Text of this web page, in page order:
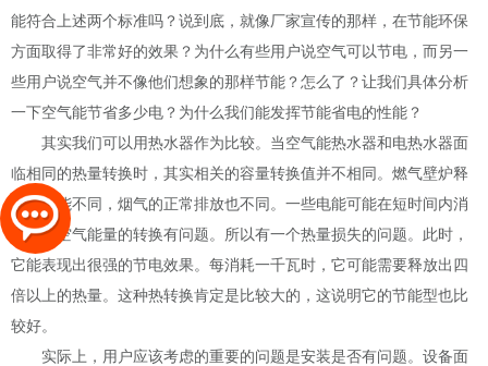
能符合上述两个标准吗？说到底，就像厂家宣传的那样，在节能环保
方面取得了非常好的效果？为什么有些用户说空气可以节电，而另一
些用户说空气并不像他们想象的那样节能？怎么了？让我们具体分析
一下空气能节省多少电？为什么我们能发挥节能省电的性能？
其实我们可以用热水器作为比较。当空气能热水器和电热水器面
临相同的热量转换时，其实相关的容量转换值并不相同。燃气壁炉释
放的电能不同，烟气的正常排放也不同。一些电能可能在短时间内消
耗掉。空气能量的转换有问题。所以有一个热量损失的问题。此时，
它能表现出很强的节电效果。每消耗一千瓦时，它可能需要释放出四
倍以上的热量。这种热转换肯定是比较大的，这说明它的节能型也比
较好。
实际上，用户应该考虑的重要的问题是安装是否有问题。设备面